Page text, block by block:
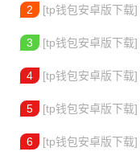
2 [tp钱包安卓版下载]
3 [tp钱包安卓版下载]
4 [tp钱包安卓版下载]
5 [tp钱包安卓版下载]
6 [tp钱包安卓版下载]